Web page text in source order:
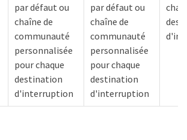
par défaut ou
chaîne de
communauté
personnalisée
pour chaque
destination
d'interruption
par défaut ou
chaîne de
communauté
personnalisée
pour chaque
destination
d'interruption